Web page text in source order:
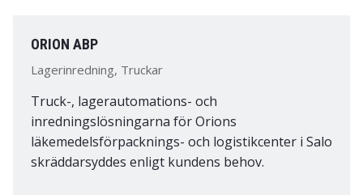
ORION ABP
Lagerinredning, Truckar
Truck-, lagerautomations- och
inredningslösningarna för Orions
läkemedelsförpacknings- och logistikcenter i Salo
skräddarsyddes enligt kundens behov.